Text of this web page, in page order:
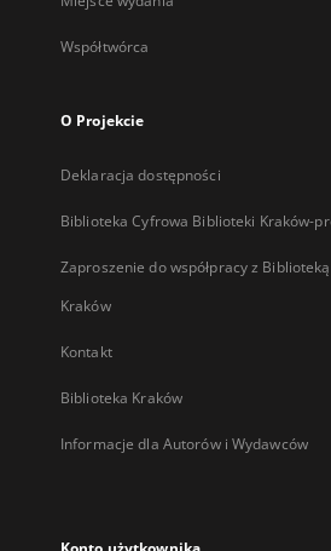
Współtwórca
O Projekcie
Deklaracja dostępności
Biblioteka Cyfrowa Biblioteki Kraków-
Zaproszenie do współpracy z
Kraków
Kontakt
Biblioteka Kraków
Informacje dla Autorów i Wydawców